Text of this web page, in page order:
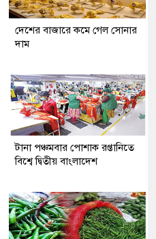
দেশের বাজারে কমে গেল সোনার
দাম
টানা পঞ্চমবার পোশাক রপ্তানিতে
বিশ্বে দ্বিতীয় বাংলাদেশ